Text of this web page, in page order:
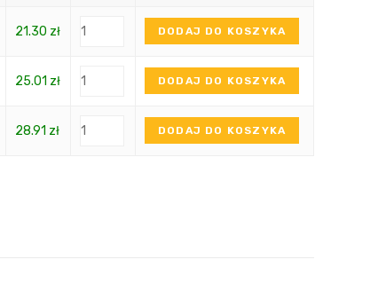
21.30 zł DODAJ DO KOSZYKA
25.01 zł DODAJ DO KOSZYKA
28.91 zł DODAJ DO KOSZYKA